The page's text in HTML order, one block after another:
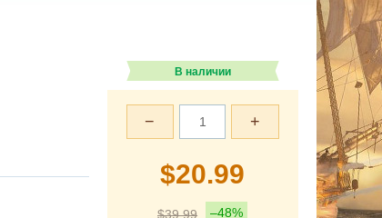
В наличии
+
−
$20.99
$39.99 –48%